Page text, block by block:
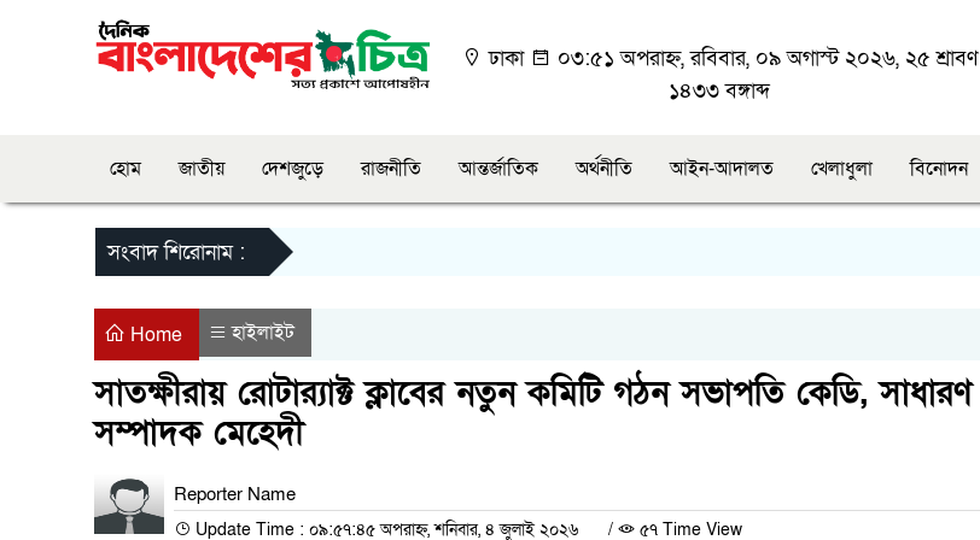
ঢাকা
০৩:৫১ অপরাহ্ন, রবিবার, ০৯ অগাস্ট ২০২৬, ২৫ শ্রাবণ
১৪৩৩ বঙ্গাব্দ
হোম জাতীয় দেশজুড়ে রাজনীতি আন্তর্জাতিক অর্থনীতি আইন-আদালত খেলাধুলা বিনোদন
সংবাদ শিরোনাম :
Home হাইলাইট
সাতক্ষীরায় রোটার‍্যাক্ট ক্লাবের নতুন কমিটি গঠন সভাপতি কেডি, সাধারণ
সম্পাদক মেহেদী
Reporter Name
Update Time : ০৯:৫৭:৪৫ অপরাহ্ন, শনিবার, ৪ জুলাই ২০২৬ / ৫৭ Time View